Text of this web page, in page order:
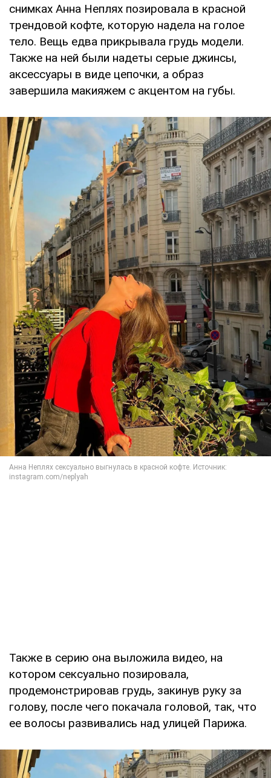
снимках Анна Неплях позировала в красной
трендовой кофте, которую надела на голое
тело. Вещь едва прикрывала грудь модели.
Также на ней были надеты серые джинсы,
аксессуары в виде цепочки, а образ
завершила макияжем с акцентом на губы.
Также в серию она выложила видео, на
котором сексуально позировала,
продемонстрировав грудь, закинув руку за
голову, после чего покачала головой, так, что
ее волосы развивались над улицей Парижа.